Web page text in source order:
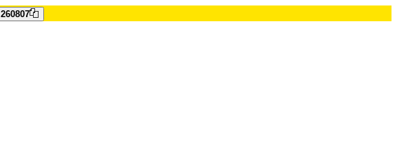
260807